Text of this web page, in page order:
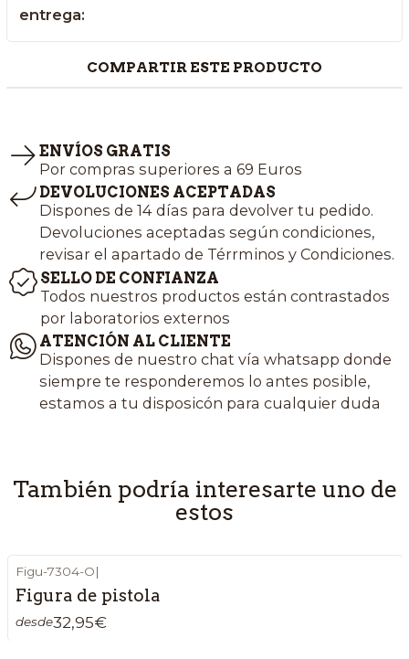
entrega:
COMPARTIR ESTE PRODUCTO
ENVÍOS GRATIS
Por compras superiores a 69 Euros
DEVOLUCIONES ACEPTADAS
Dispones de 14 días para devolver tu pedido.
Devoluciones aceptadas según condiciones,
revisar el apartado de Térrminos y Condiciones.
SELLO DE CONFIANZA
Todos nuestros productos están contrastados
por laboratorios externos
ATENCIÓN AL CLIENTE
Dispones de nuestro chat vía whatsapp donde
siempre te responderemos lo antes posible,
estamos a tu disposicón para cualquier duda
También podría interesarte uno de
estos
Figu-7304-O|
Figura de pistola
desde32,95€